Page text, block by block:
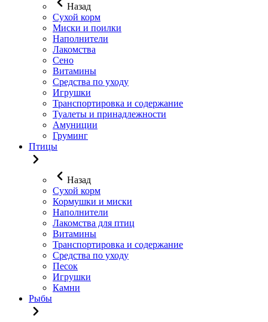
Назад
Сухой корм
Миски и поилки
Наполнители
Лакомства
Сено
Витамины
Средства по уходу
Игрушки
Транспортировка и содержание
Туалеты и принадлежности
Амуниции
Груминг
Птицы
Назад
Сухой корм
Кормушки и миски
Наполнители
Лакомства для птиц
Витамины
Транспортировка и содержание
Средства по уходу
Песок
Игрушки
Камни
Рыбы